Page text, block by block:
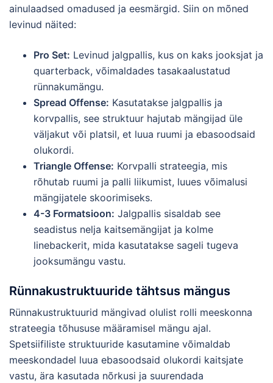
ainulaadsed omadused ja eesmärgid. Siin on mõned
levinud näited:
Pro Set: Levinud jalgpallis, kus on kaks jooksjat ja
quarterback, võimaldades tasakaalustatud
rünnakumängu.
Spread Offense: Kasutatakse jalgpallis ja
korvpallis, see struktuur hajutab mängijad üle
väljakut või platsil, et luua ruumi ja ebasoodsaid
olukordi.
Triangle Offense: Korvpalli strateegia, mis
rõhutab ruumi ja palli liikumist, luues võimalusi
mängijatele skoorimiseks.
4-3 Formatsioon: Jalgpallis sisaldab see
seadistus nelja kaitsemängijat ja kolme
linebackerit, mida kasutatakse sageli tugeva
jooksumängu vastu.
Rünnakustruktuuride tähtsus mängus
Rünnakustruktuurid mängivad olulist rolli meeskonna
strateegia tõhususe määramisel mängu ajal.
Spetsiifiliste struktuuride kasutamine võimaldab
meeskondadel luua ebasoodsaid olukordi kaitsjate
vastu, ära kasutada nõrkusi ja suurendada